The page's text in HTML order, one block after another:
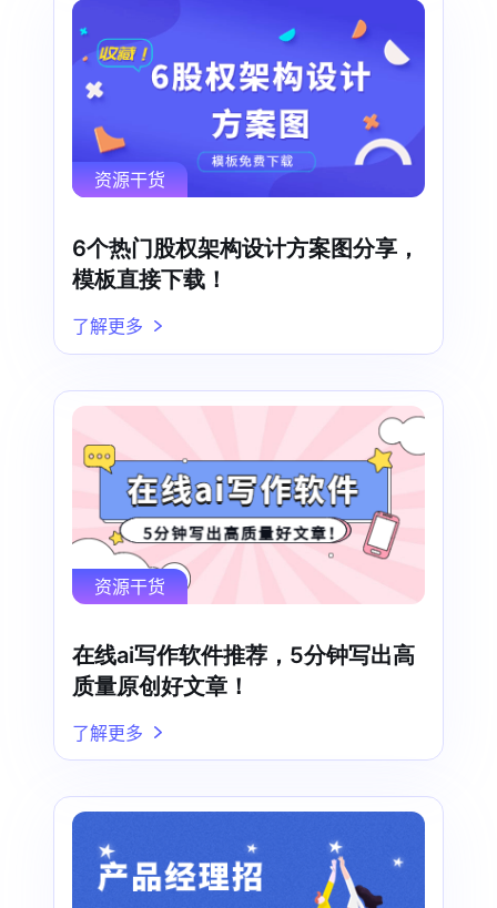
资源干货
6个热门股权架构设计方案图分享，
模板直接下载！
了解更多
资源干货
在线ai写作软件推荐，5分钟写出高
质量原创好文章！
了解更多